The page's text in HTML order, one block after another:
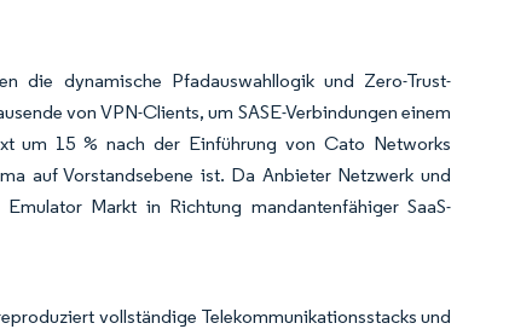
die dynamische Pfadauswahllogik und Zero-Trust-
von VPN-Clients, um SASE-Verbindungen einem
um 15 % nach der Einführung von Cato Networks
auf Vorstandsebene ist. Da Anbieter Netzwerk und
Markt in Richtung mandantenfähiger SaaS-
vollständige Telekommunikationsstacks und